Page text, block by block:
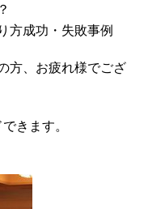
方成功・失敗事例
方、お疲れ様でござ
きます。